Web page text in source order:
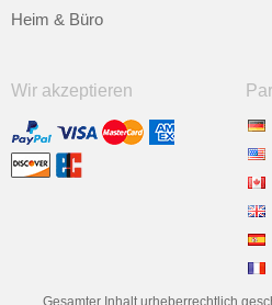
Heim & Büro
Wir akzeptieren
Gesamter Inhalt urheberrechtlich